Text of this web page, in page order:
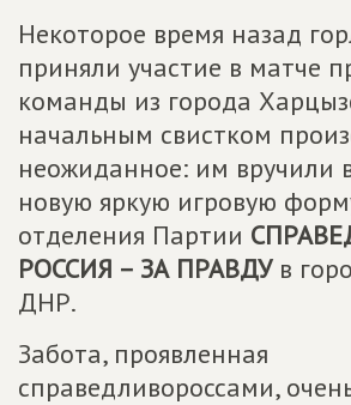
Некоторое время назад
приняли участие в матче
команды из города
начальным свистком
неожиданное: им вручили
новую яркую игровую
отделения Партии
РОССИЯ – ЗА ПРАВДУв
ДНР.
Забота, проявленная
справедливороссами,